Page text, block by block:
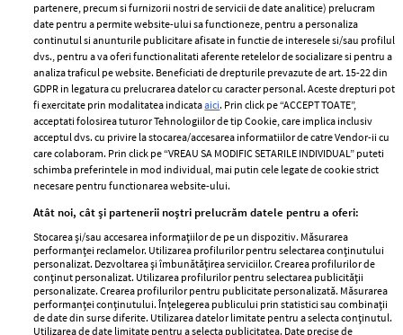
ELLE Style Awards
2024
Despre ELLE
Romania
Contact
Abonamente
Termeni si conditii
Politica de
confidențialitate
Politica de cookies
Publicitate
GSP
Unica
Baby
Retete
femei
Viva
Avantaje
Retete practice
partenere, precum si furnizorii nostri de servicii de date analitice) prelucram
date pentru a permite website-ului sa functioneze, pentru a personaliza
continutul si anunturile publicitare afisate in functie de interesele si/sau profilul
dvs., pentru a va oferi functionalitati aferente retelelor de socializare si pentru a
analiza traficul pe website. Beneficiati de drepturile prevazute de art. 15-22 din
GDPR in legatura cu prelucrarea datelor cu caracter personal. Aceste drepturi pot
fi exercitate prin modalitatea indicataaici. Prin click pe “ACCEPT TOATE”,
acceptati folosirea tuturor Tehnologiilor de tip Cookie, care implica inclusiv
acceptul dvs. cu privire la stocarea/accesarea informatiilor de catre Vendor-ii cu
care colaboram. Prin click pe “VREAU SA MODIFIC SETARILE INDIVIDUAL” puteti
schimba preferintele in mod individual, mai putin cele legate de cookie strict
necesare pentru functionarea website-ului.
Atât noi, cât și partenerii noștri prelucrăm datele pentru a oferi:
Stocarea și/sau accesarea informațiilor de pe un dispozitiv. Măsurarea
performanței reclamelor. Utilizarea profilurilor pentru selectarea conținutului
personalizat. Dezvoltarea și îmbunătățirea serviciilor. Crearea profilurilor de
conținut personalizat. Utilizarea profilurilor pentru selectarea publicității
personalizate. Crearea profilurilor pentru publicitate personalizată. Măsurarea
performanței conținutului. Înțelegerea publicului prin statistici sau combinații
de date din surse diferite. Utilizarea datelor limitate pentru a selecta conținutul.
Utilizarea de date limitate pentru a selecta publicitatea. Date precise de